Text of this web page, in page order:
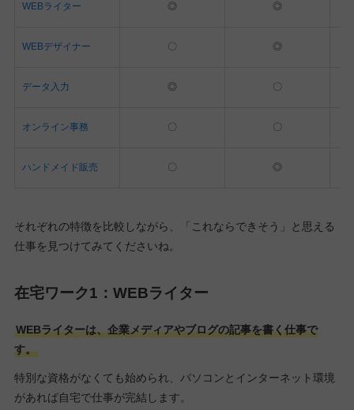
WEBライター ◎ ◎
WEBデザイナー 〇 ◎
データ入力 ◎ 〇
オンライン事務 〇 〇
ハンドメイド販売 〇 ◎
それぞれの特徴を比較しながら、「これならできそう」と思える
仕事を見つけてみてくださいね。
在宅ワーク1：WEBライター
WEBライターは、企業メディアやブログの記事を書く仕事で
す。
特別な資格がなくても始められ、パソコンとインターネット環境
があれば自宅で仕事が完結します。